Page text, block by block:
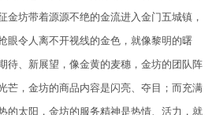
金坊带着源源不绝的金流进入金门五城镇，
眼令人离不开视线的金色，就像黎明的曙
待、新展望，像金黄的麦穗，金坊的团队阵
芒，金坊的商品内容是闪亮、夺目；而充满
的太阳，金坊的服务精神是热情、活力，就